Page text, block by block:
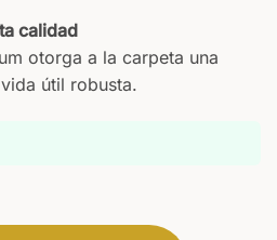
calidad
otorga a la carpeta una
útil robusta.
Cognac cantidad